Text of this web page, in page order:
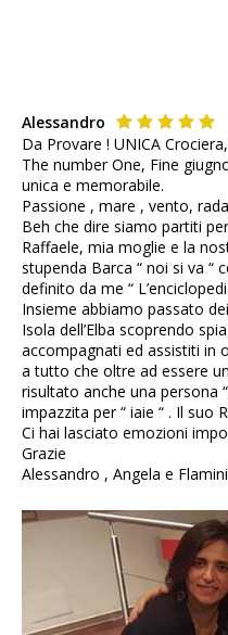
Alessandro
Da Provare ! UNICA
The number One, Fine
unica e memorabile.
Passione , mare , vento,
Beh che dire siamo partiti
Raffaele, mia moglie e la
stupenda Barca “ noi si va “
definito da me “
Insieme abbiamo passato
Isola dell’Elba scoprendo
accompagnati ed assistiti in
a tutto che oltre ad essere
risultato anche una persona
impazzita per “ iaie “ . Il suo
Ci hai lasciato emozioni
Grazie
Alessandro , Angela e